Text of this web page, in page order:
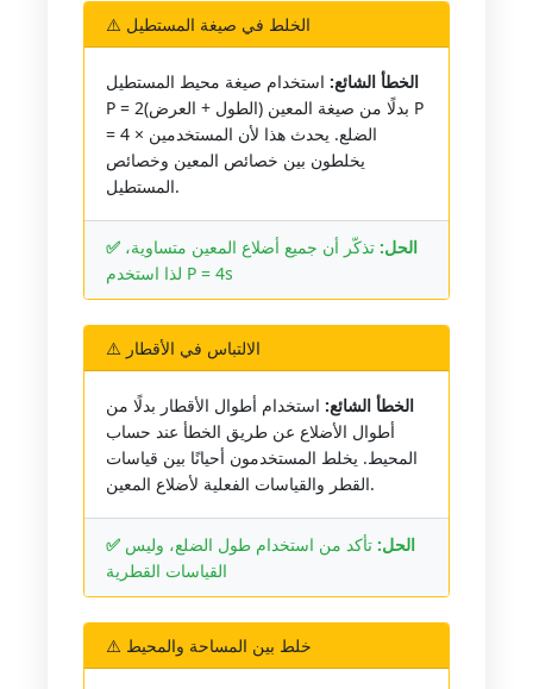
⚠️ الخلط في صيغة المستطيل
الخطأ الشائع: استخدام صيغة محيط المستطيل
P = 2(الطول + العرض) بدلًا من صيغة المعين P
= 4 × الضلع. يحدث هذا لأن المستخدمين
يخلطون بين خصائص المعين وخصائص
المستطيل.
✅ الحل: تذكّر أن جميع أضلاع المعين متساوية،
لذا استخدم P = 4s
⚠️ الالتباس في الأقطار
الخطأ الشائع: استخدام أطوال الأقطار بدلًا من
أطوال الأضلاع عن طريق الخطأ عند حساب
المحيط. يخلط المستخدمون أحيانًا بين قياسات
القطر والقياسات الفعلية لأضلاع المعين.
✅ الحل: تأكد من استخدام طول الضلع، وليس
القياسات القطرية
⚠️ خلط بين المساحة والمحيط